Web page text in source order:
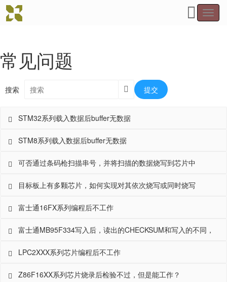
常见问题
搜索 提交
STM32系列载入数据后buffer无数据
STM8系列载入数据后buffer无数据
可否通过条码枪扫描串号，并将扫描的数据烧写到芯片中
目标板上有多颗芯片，如何实现对其依次烧写或同时烧写
富士通16FX系列编程后不工作
富士通MB95F334写入后，读出的CHECKSUM和写入的不同，
为什么？
LPC2XXX系列芯片编程后不工作
Z86F16XX系列芯片烧录后检验不过，但是能工作？